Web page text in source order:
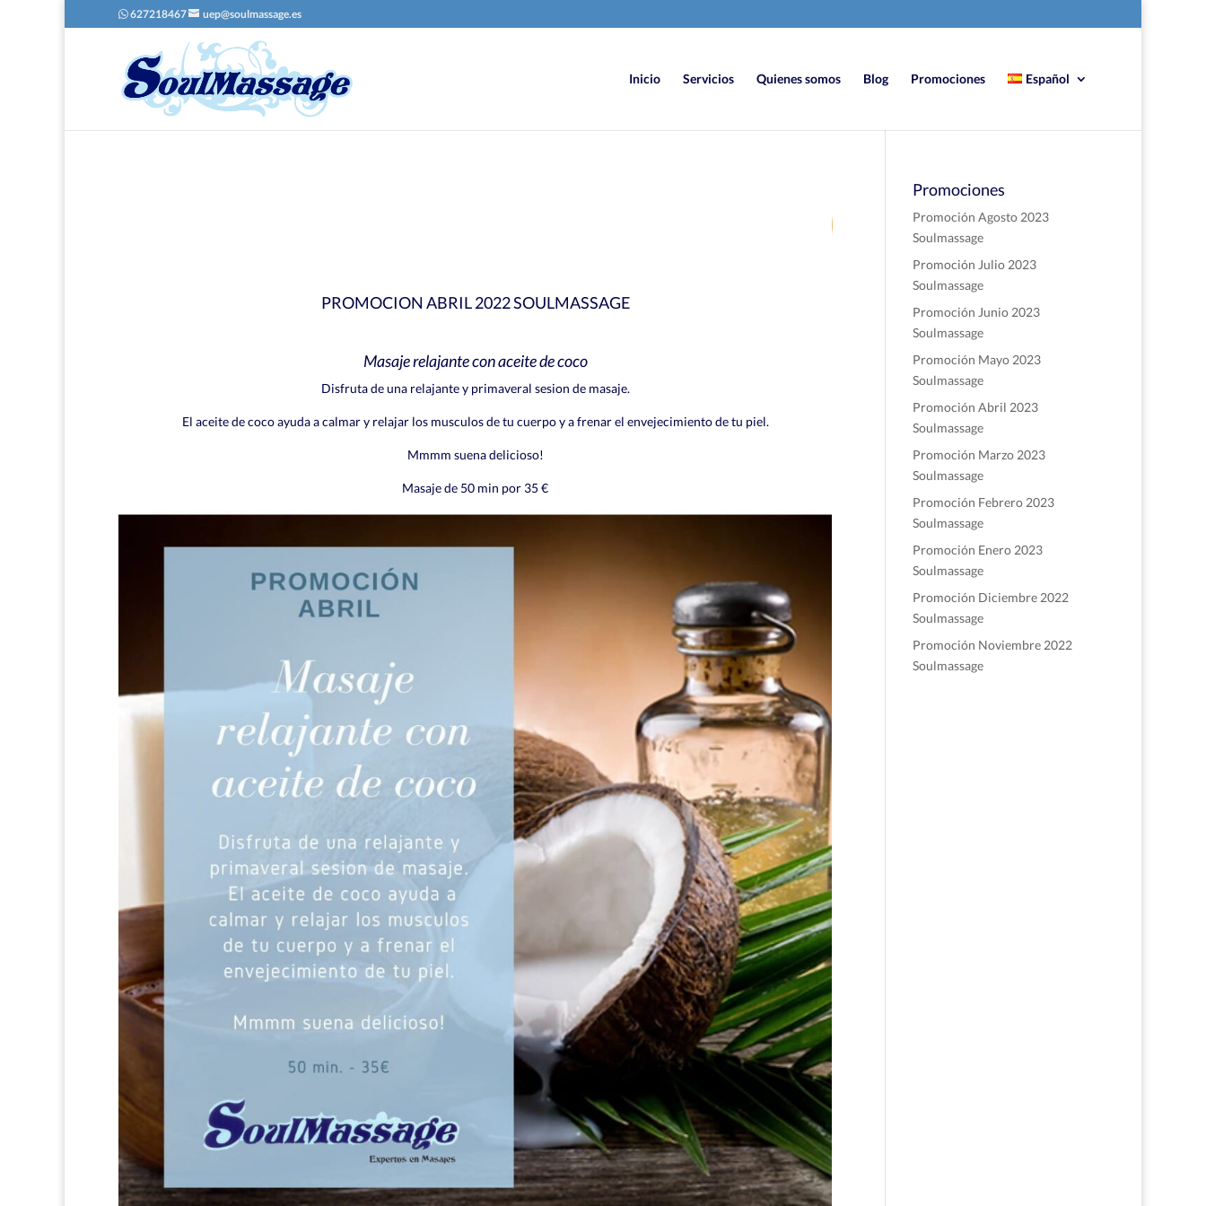
627218467 uep@soulmassage.es
Inicio Servicios Quienes somos Blog Promociones Español
PROMOCION ABRIL 2022 SOULMASSAGE
Masaje relajante con aceite de coco
Disfruta de una relajante y primaveral sesion de masaje.
El aceite de coco ayuda a calmar y relajar los musculos de tu cuerpo y a frenar el envejecimiento de tu piel.
Mmmm suena delicioso!
Masaje de 50 min por 35 €
Promociones
Promoción Agosto 2023
Soulmassage
Promoción Julio 2023
Soulmassage
Promoción Junio 2023
Soulmassage
Promoción Mayo 2023
Soulmassage
Promoción Abril 2023
Soulmassage
Promoción Marzo 2023
Soulmassage
Promoción Febrero 2023
Soulmassage
Promoción Enero 2023
Soulmassage
Promoción Diciembre 2022
Soulmassage
Promoción Noviembre 2022
Soulmassage